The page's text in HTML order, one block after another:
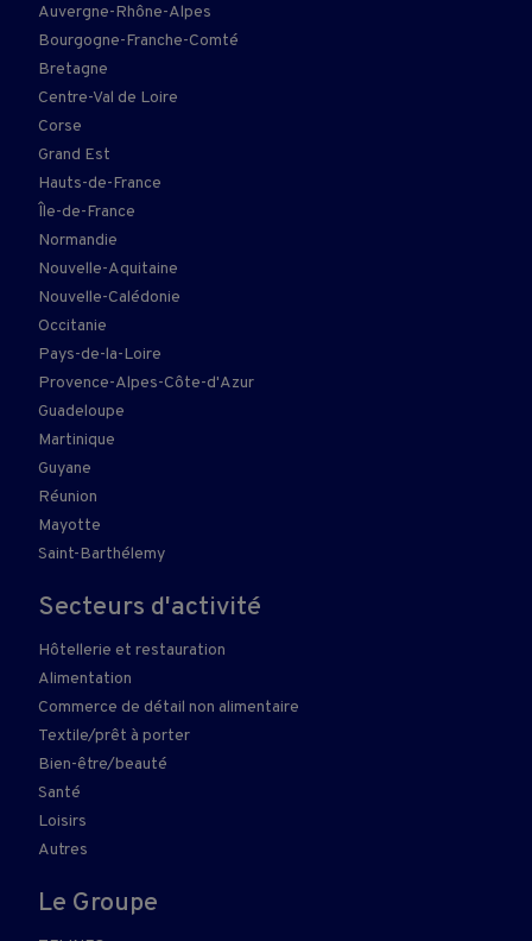
Auvergne-Rhône-Alpes
Bourgogne-Franche-Comté
Bretagne
Centre-Val de Loire
Corse
Grand Est
Hauts-de-France
Île-de-France
Normandie
Nouvelle-Aquitaine
Nouvelle-Calédonie
Occitanie
Pays-de-la-Loire
Provence-Alpes-Côte-d'Azur
Guadeloupe
Martinique
Guyane
Réunion
Mayotte
Saint-Barthélemy
Secteurs d'activité
Hôtellerie et restauration
Alimentation
Commerce de détail non alimentaire
Textile/prêt à porter
Bien-être/beauté
Santé
Loisirs
Autres
Le Groupe